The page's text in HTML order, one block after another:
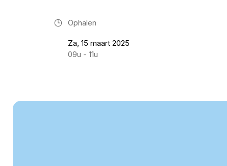
Ophalen
Za, 15 maart 2025
09u - 11u